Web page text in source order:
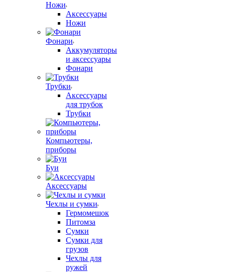
Ножи
Аксессуары
Ножи
Фонари
Аккумуляторы
и аксессуары
Фонари
Трубки
Аксессуары
для трубок
Трубки
Компьютеры,
приборы
Буи
Аксессуары
Чехлы и сумки
Гермомешок
Питомза
Сумки
Сумки для
грузов
Чехлы для
ружей